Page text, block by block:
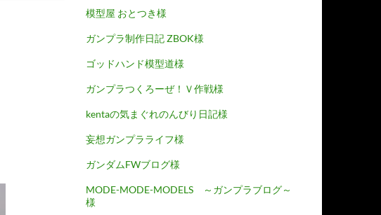
模型屋 おとつき様
ガンプラ制作日記 ZBOK様
ゴッドハンド模型道様
ガンプラつくろーぜ！Ｖ作戦様
kentaの気まぐれのんびり日記様
妄想ガンプラライフ様
ガンダムFWブログ様
MODE-MODE-MODELS ～ガンプラブログ～
様